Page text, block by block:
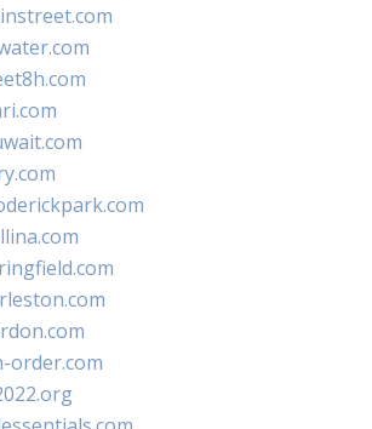
order.com